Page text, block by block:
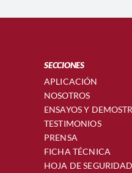
SECCIONES
APLICACIÓN
NOSOTROS
ENSAYOS Y
TESTIMONIOS
PRENSA
FICHA TÉCNICA
HOJA DE SEGURIDAD